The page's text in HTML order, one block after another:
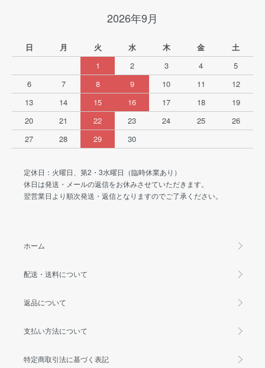
2026年9月
日 月 火 水 木 金
土
1
2 3 4
5
6
7 8 9 10 11
12
13
14 15 16 17 18
19
20
21 22 23 24 25
26
27
28 29 30
定休日：火曜日、第2・3水曜日（臨時休業あり）
休日は発送・メールの返信をお休みさせていただきます。
翌営業日より順次発送・返信となりますのでご了承ください。
ホーム
配送・送料について
返品について
支払い方法について
特定商取引法に基づく表記